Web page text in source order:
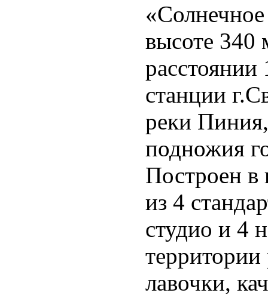
высоте 340
станции
реки
подножия
Построен в
из 4
студио и 4
лавочки,